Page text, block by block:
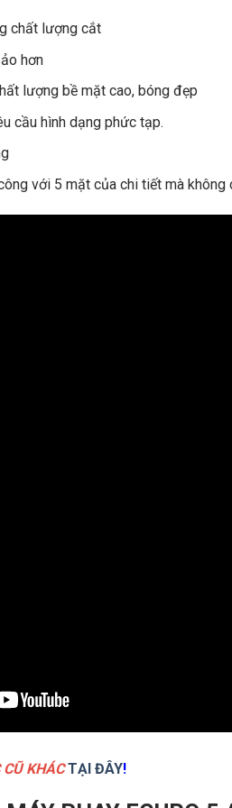
chất lượng cắt
hơn
lượng bề mặt cao, bóng đẹp
cầu hình dạng phức tạp.
với 5 mặt của chi tiết mà không
KHÁC TẠI ĐÂY!